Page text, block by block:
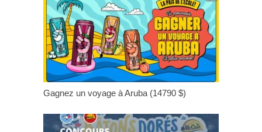
Gagnez un voyage à Aruba (14790 $)